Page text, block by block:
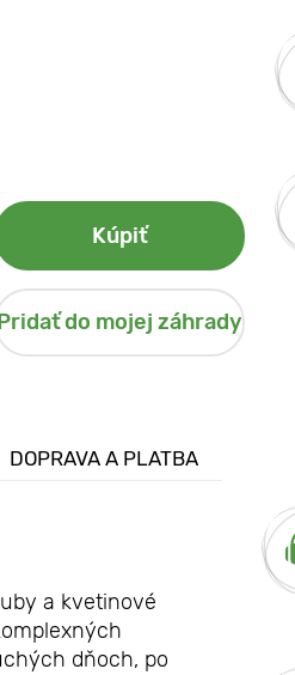
Kúpiť
do mojej záhrady
DOPRAVA A PLATBA
a kvetinové
dňoch, po